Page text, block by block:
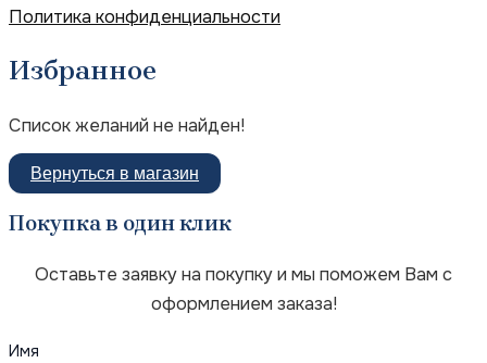
Политика конфиденциальности
Избранное
Список желаний не найден!
Вернуться в магазин
Покупка в один клик
Оставьте заявку на покупку и мы поможем Вам с
оформлением заказа!
Имя